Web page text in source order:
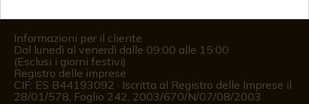
Informazioni per il cliente
Dal lunedì al venerdì dalle 09:00 alle 15:00
(Esclusi i giorni festivi)
Registro delle imprese
CIF: ES B44193092 · Iscritta al Registro delle Imprese il
28/01/578, Foglio 242, 2003/670/N/07/08/2003